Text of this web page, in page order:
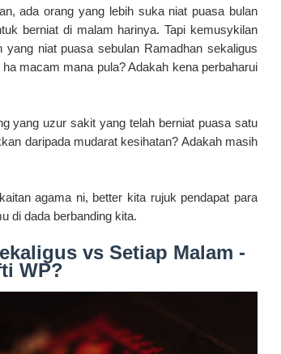
ada orang yang lebih suka niat puasa bulan
berniat di malam harinya. Tapi kemusykilan
niat puasa sebulan Ramadhan sekaligus
macam mana pula? Adakah kena perbaharui
yang uzur sakit yang telah berniat puasa satu
daripada mudarat kesihatan? Adakah masih
agama ni, better kita rujuk pendapat para
di dada berbanding kita.
vs Setiap Malam -
WP?